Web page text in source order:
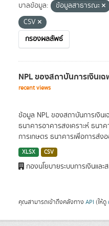
บาลข้อมูล:
ข้อมูลสาธารณะ
CSV
กรองผลลัพธ์
NPL ของสถาบันการเงินเ
recent views
ข้อมูล NPL ของสถาบันการเงิน
ธนาคารอาคารสงเคราะห์ ธนา
การเกษตร ธนาคารเพื่อการส่งอ
XLSX CSV
กองนโยบายระบบการเงินและ
คุณสามารถเข้าถึงคลังทาง API (ให้ดู